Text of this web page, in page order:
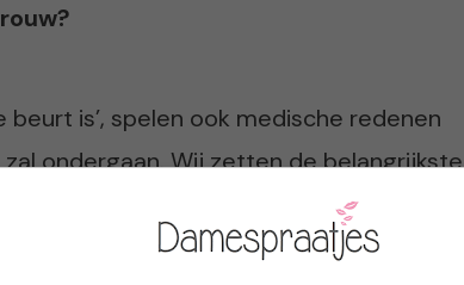
beurt is’, spelen ook medische redenen
ondergaan. Wij zetten de belangrijkste